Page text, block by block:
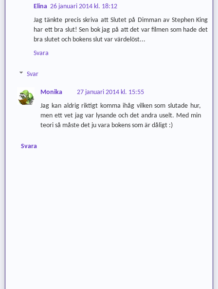
Elina 26 januari 2014 kl. 18:12
Jag tänkte precis skriva att Slutet på Dimman av Stephen King
har ett bra slut! Sen bok jag på att det var filmen som hade det
bra slutet och bokens slut var värdelöst...
Svara
Svar
Monika
27 januari 2014 kl. 15:55
Jag kan aldrig riktigt komma ihåg vilken som slutade hur,
men ett vet jag var lysande och det andra uselt. Med min
teori så måste det ju vara bokens som är dåligt :)
Svara